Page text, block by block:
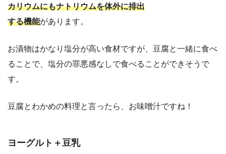
カリウムにもナトリウムを体外に排出
する機能があります。
お漬物はかなり塩分が高い食材ですが、豆腐と一緒に食べ
ることで、塩分の罪悪感なしで食べることができそうで
す。
豆腐とわかめの料理と言ったら、お味噌汁ですね！
ヨーグルト＋豆乳